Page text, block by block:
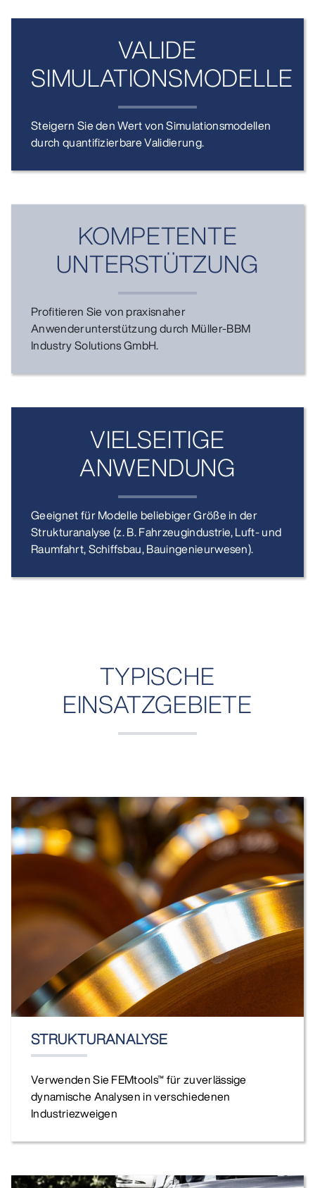
VALIDE
SIMULATIONSMODELLE
Steigern Sie den Wert von Simulationsmodellen
durch quantifizierbare Validierung.
KOMPETENTE
UNTERSTÜTZUNG
Profitieren Sie von praxisnaher
Anwenderunterstützung durch Müller-BBM
Industry Solutions GmbH.
VIELSEITIGE
ANWENDUNG
Geeignet für Modelle beliebiger Größe in der
Strukturanalyse (z. B. Fahrzeugindustrie, Luft- und
Raumfahrt, Schiffsbau, Bauingenieurwesen).
TYPISCHE
EINSATZGEBIETE
STRUKTURANALYSE
Verwenden Sie FEMtools™ für zuverlässige
dynamische Analysen in verschiedenen
Industriezweigen